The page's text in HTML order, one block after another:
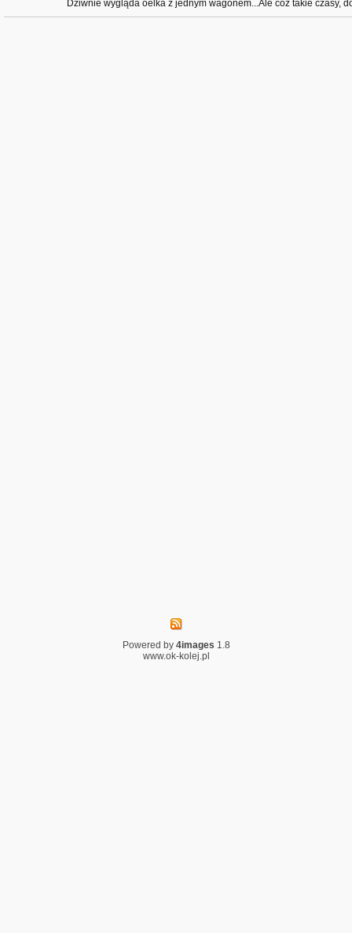
Dziwnie wygląda oelka z jednym wagonem...Ale cóż takie czasy,
Powered by 4images 1.8
www.ok-kolej.pl